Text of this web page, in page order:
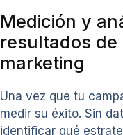
Medición y
resultados
marketing
Una vez que tu
medir su éxito. Sin
identificar qué